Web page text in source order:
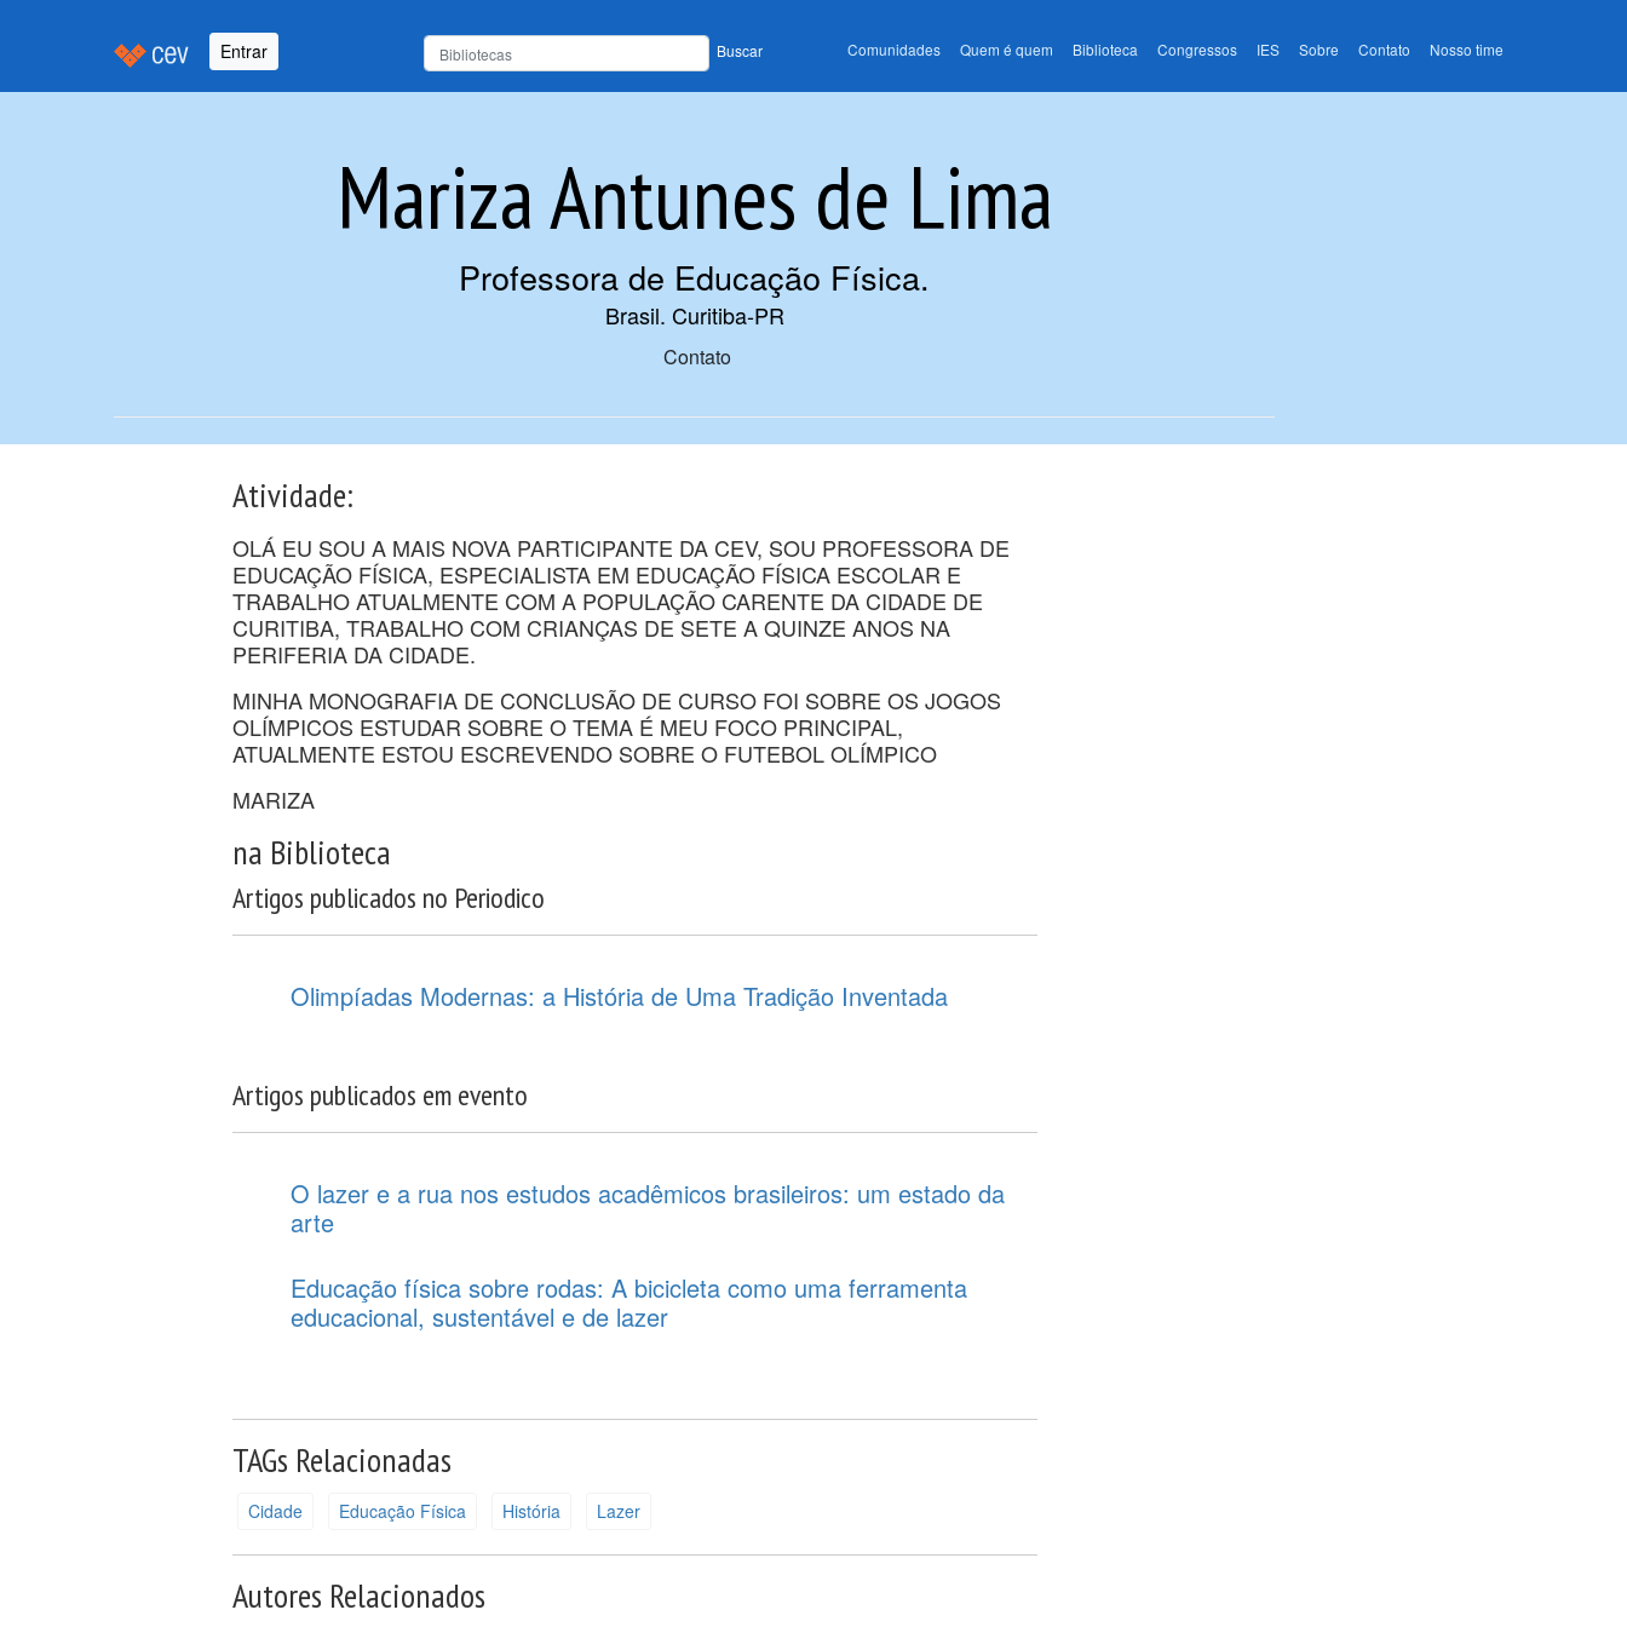
Entrar Buscar Comunidades Quem é quem Biblioteca Congressos IES Sobre Contato Nosso time
Mariza Antunes de Lima
Professora de Educação Física.
Brasil. Curitiba-PR
Contato
Atividade:
OLÁ EU SOU A MAIS NOVA PARTICIPANTE DA CEV, SOU PROFESSORA DE
EDUCAÇÃO FÍSICA, ESPECIALISTA EM EDUCAÇÃO FÍSICA ESCOLAR E
TRABALHO ATUALMENTE COM A POPULAÇÃO CARENTE DA CIDADE DE
CURITIBA, TRABALHO COM CRIANÇAS DE SETE A QUINZE ANOS NA
PERIFERIA DA CIDADE.
MINHA MONOGRAFIA DE CONCLUSÃO DE CURSO FOI SOBRE OS JOGOS
OLÍMPICOS ESTUDAR SOBRE O TEMA É MEU FOCO PRINCIPAL,
ATUALMENTE ESTOU ESCREVENDO SOBRE O FUTEBOL OLÍMPICO
MARIZA
na Biblioteca
Artigos publicados no Periodico
Olimpíadas Modernas: a História de Uma Tradição Inventada
Artigos publicados em evento
O lazer e a rua nos estudos acadêmicos brasileiros: um estado da
arte
Educação física sobre rodas: A bicicleta como uma ferramenta
educacional, sustentável e de lazer
TAGs Relacionadas
Cidade Educação Física História Lazer
Autores Relacionados